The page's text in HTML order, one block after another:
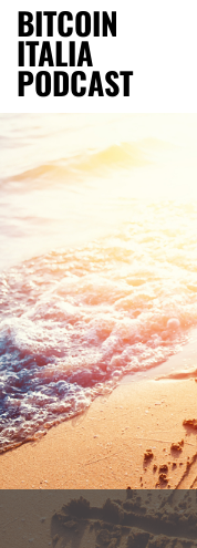
BITCOIN
ITALIA
PODCAST